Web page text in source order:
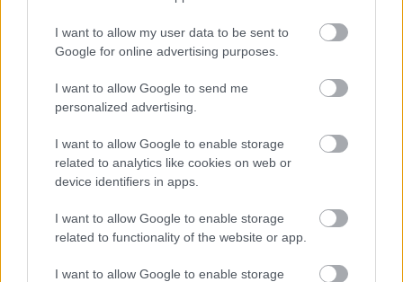
I want to allow my user data to be sent to
Google for online advertising purposes.
I want to allow Google to send me
personalized advertising.
I want to allow Google to enable storage
related to analytics like cookies on web or
device identifiers in apps.
I want to allow Google to enable storage
related to functionality of the website or app.
I want to allow Google to enable storage